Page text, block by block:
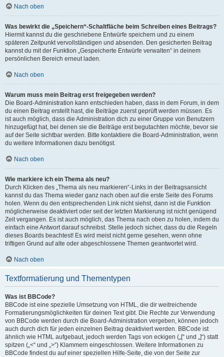
Nach oben
Was bewirkt die „Speichern“-Schaltfläche beim Schreiben eines Beitrags?
Hiermit kannst du die geschriebene Entwürfe speichern und zu einem
späteren Zeitpunkt vervollständigen und absenden. Den gesicherten Beitrag
kannst du mit der Funktion „Gespeicherte Entwürfe verwalten“ in deinem
persönlichen Bereich erneut laden.
Nach oben
Warum muss mein Beitrag erst freigegeben werden?
Die Board-Administration kann entschieden haben, dass in dem Forum, in dem
du einen Beitrag erstellt hast, die Beiträge zuerst geprüft werden müssen. Es
ist auch möglich, dass die Administration dich zu einer Gruppe von Benutzern
hinzugefügt hat, bei denen sie die Beiträge erst begutachten möchte, bevor sie
auf der Seite sichtbar werden. Bitte kontaktiere die Board-Administration, wenn
du weitere Informationen dazu benötigst.
Nach oben
Wie markiere ich ein Thema als neu?
Durch Klicken des „Thema als neu markieren“-Links in der Beitragsansicht
kannst du das Thema wieder ganz nach oben auf die erste Seite des Forums
holen. Wenn du den entsprechenden Link nicht siehst, dann ist die Funktion
möglicherweise deaktiviert oder seit der letzten Markierung ist nicht genügend
Zeit vergangen. Es ist auch möglich, das Thema nach oben zu holen, indem du
einfach eine Antwort darauf schreibst. Stelle jedoch sicher, dass du die Regeln
dieses Boards beachtest! Es wird meist nicht gerne gesehen, wenn ohne
triftigen Grund auf alte oder abgeschlossene Themen geantwortet wird.
Nach oben
Textformatierung und Thementypen
Was ist BBCode?
BBCode ist eine spezielle Umsetzung von HTML, die dir weitreichende
Formatierungsmöglichkeiten für deinen Text gibt. Die Rechte zur Verwendung
von BBCode werden durch die Board-Administration vergeben, können jedoch
auch durch dich für jeden einzelnen Beitrag deaktiviert werden. BBCode ist
ähnlich wie HTML aufgebaut, jedoch werden Tags von eckigen („[“ und „]“) statt
spitzen („<“ und „>“) Klammern eingeschlossen. Weitere Informationen zu
BBCode findest du auf einer speziellen Hilfe-Seite, die von der Seite zur